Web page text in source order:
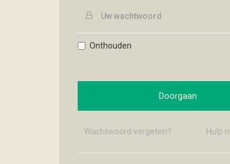
Onthouden
Doorgaan
Wachtwoord vergeten? Hulp